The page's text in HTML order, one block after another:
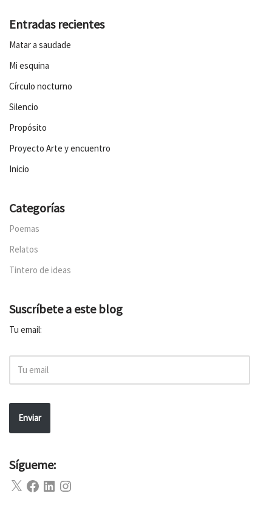
Entradas recientes
Matar a saudade
Mi esquina
Círculo nocturno
Silencio
Propósito
Proyecto Arte y encuentro
Inicio
Categorías
Poemas
Relatos
Tintero de ideas
Suscríbete a este blog
Tu email:
Enviar
Sígueme: